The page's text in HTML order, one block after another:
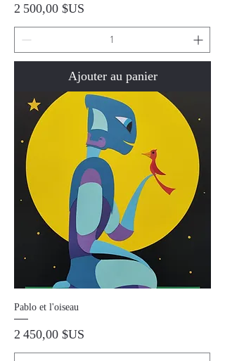
Prix
2 500,00 $US
Ajouter au panier
Pablo et l'oiseau
Prix
2 450,00 $US